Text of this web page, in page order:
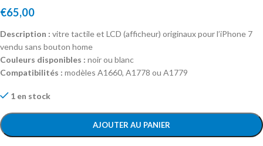
€65,00
Description : vitre tactile et LCD (afficheur) originaux pour l’iPhone 7
vendu sans bouton home
Couleurs disponibles : noir ou blanc
Compatibilités : modèles A1660, A1778 ou A1779
1 en stock
AJOUTER AU PANIER